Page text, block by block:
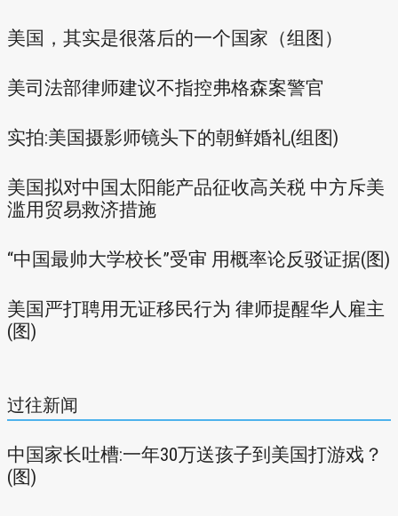
美国，其实是很落后的一个国家（组图）
美司法部律师建议不指控弗格森案警官
实拍:美国摄影师镜头下的朝鲜婚礼(组图)
美国拟对中国太阳能产品征收高关税 中方斥美
滥用贸易救济措施
“中国最帅大学校长”受审 用概率论反驳证据(图)
美国严打聘用无证移民行为 律师提醒华人雇主
(图)
过往新闻
中国家长吐槽:一年30万送孩子到美国打游戏？
(图)